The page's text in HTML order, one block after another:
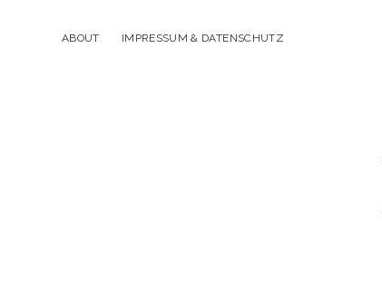
ABOUT IMPRESSUM & DATENSCHUTZ